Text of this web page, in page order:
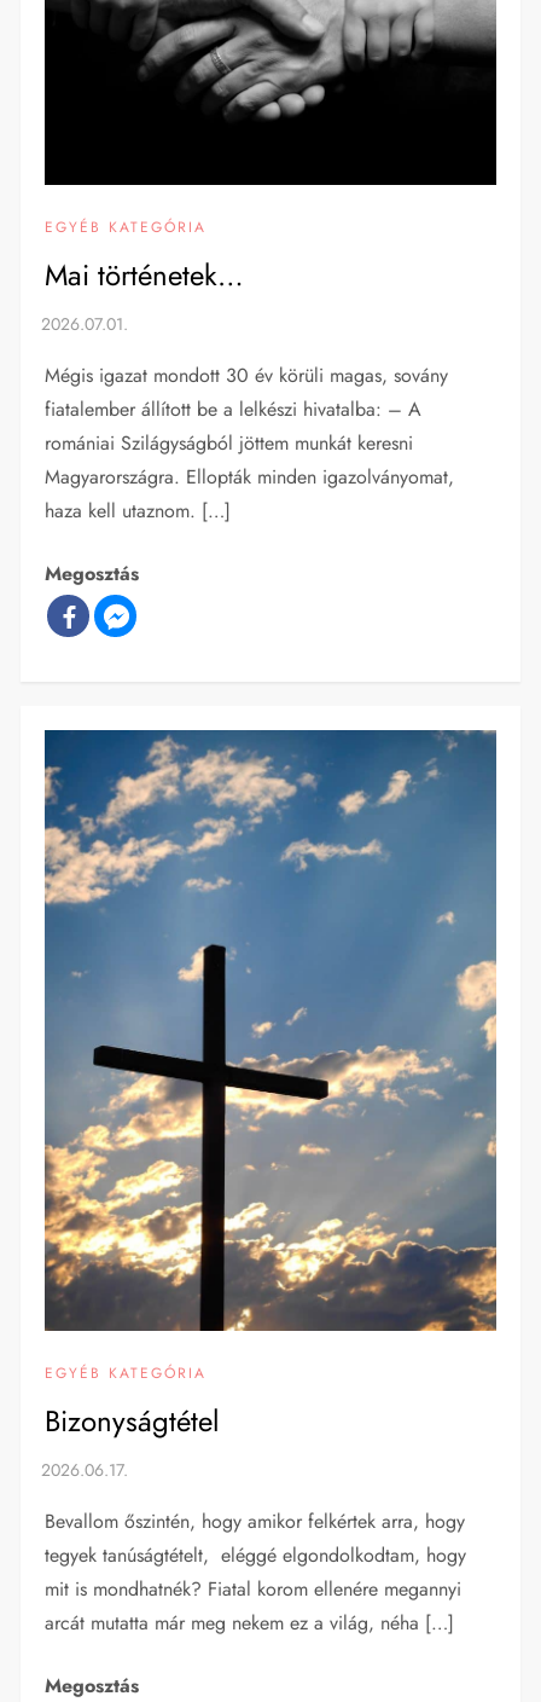
EGYÉB KATEGÓRIA
Mai történetek…
Mégis igazat mondott 30 év körüli magas, sovány
fiatalember állított be a lelkészi hivatalba: – A
romániai Szilágyságból jöttem munkát keresni
Magyarországra. Ellopták minden igazolványomat,
haza kell utaznom. […]
Megosztás
EGYÉB KATEGÓRIA
Bizonyságtétel
Bevallom őszintén, hogy amikor felkértek arra, hogy
tegyek tanúságtételt, eléggé elgondolkodtam, hogy
mit is mondhatnék? Fiatal korom ellenére megannyi
arcát mutatta már meg nekem ez a világ, néha […]
Megosztás